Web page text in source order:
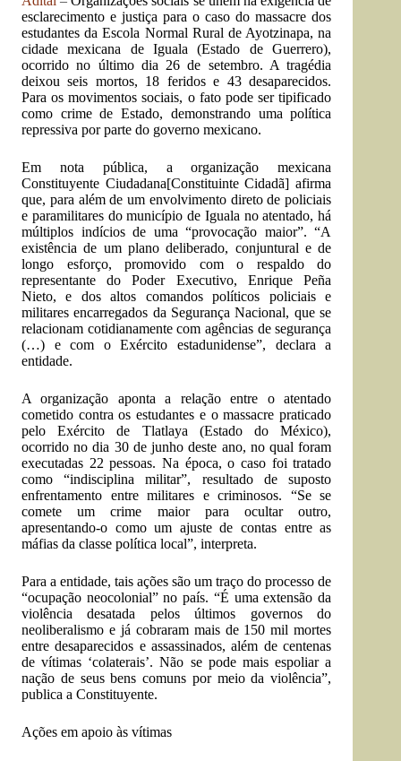
esclarecimento e justiça para o caso domassacre dos
estudantes da Escola Normal Rural de Ayotzinapa, na
cidade mexicana de Iguala (Estado de Guerrero),
ocorrido no último dia 26 de setembro. A tragédia
deixou seis mortos, 18 feridos e 43 desaparecidos.
Para os movimentos sociais, o fato pode ser tipificado
como crime de Estado, demonstrando uma política
repressiva por parte do governo mexicano.
Em nota pública, a organização mexicana
Constituyente Ciudadana[Constituinte Cidadã] afirma
que, para além de um envolvimento direto de policiais
e paramilitares do município de Iguala no atentado, há
múltiplos indícios de uma “provocação maior”. “A
existência de um plano deliberado, conjuntural e de
longo esforço, promovido com o respaldo do
representante do Poder Executivo, Enrique Peña
Nieto, e dos altos comandos políticos policiais e
militares encarregados da Segurança Nacional, que se
relacionam cotidianamente com agências de segurança
(…) e com o Exército estadunidense”, declara a
entidade.
A organização aponta a relação entre o atentado
cometido contra os estudantes e o massacre praticado
pelo Exército de Tlatlaya (Estado do México),
ocorrido no dia 30 de junho deste ano, no qual foram
executadas 22 pessoas. Na época, o caso foi tratado
como “indisciplina militar”, resultado de suposto
enfrentamento entre militares e criminosos. “Se se
comete um crime maior para ocultar outro,
apresentando-o como um ajuste de contas entre as
máfias da classe política local”, interpreta.
Para a entidade, tais ações são um traço do processo de
“ocupação neocolonial” no país. “É uma extensão da
violência desatada pelos últimos governos do
neoliberalismo e já cobraram mais de 150 mil mortes
entre desaparecidos e assassinados, além de centenas
de vítimas ‘colaterais’. Não se pode mais espoliar a
nação de seus bens comuns por meio da violência”,
publica a Constituyente.
Ações em apoio às vítimas